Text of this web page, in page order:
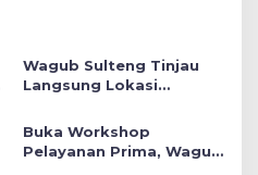
Wagub Sulteng Tinjau
Langsung Lokasi
Pastikan Layanan
Kesehatan dan Bantuan
Berjalan
Buka Workshop
Pelayanan Prima, Wagub